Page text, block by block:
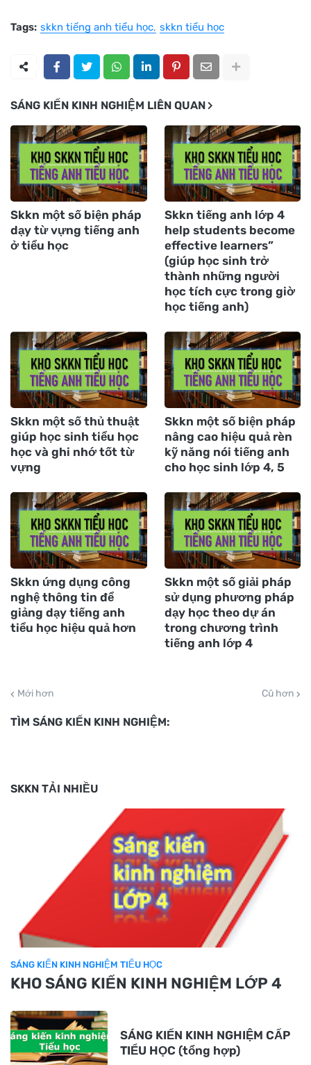
Tags: skkn tiếng anh tiểu học skkn tiểu học
SÁNG KIẾN KINH NGHIỆM LIÊN QUAN
Skkn một số biện pháp
dạy từ vựng tiếng anh
ở tiểu học
Skkn tiếng anh lớp 4
help students become
effective learners”
(giúp học sinh trở
thành những người
học tích cực trong giờ
học tiếng anh)
Skkn một số thủ thuật
giúp học sinh tiểu học
học và ghi nhớ tốt từ
vựng
Skkn một số biện pháp
nâng cao hiệu quả rèn
kỹ năng nói tiếng anh
cho học sinh lớp 4, 5
Skkn ứng dụng công
nghệ thông tin để
giảng dạy tiếng anh
tiểu học hiệu quả hơn
Skkn một số giải pháp
sử dụng phương pháp
dạy học theo dự án
trong chương trình
tiếng anh lớp 4
Mới hơn Cũ hơn
TÌM SÁNG KIẾN KINH NGHIỆM:
SKKN TẢI NHIỀU
SÁNG KIẾN KINH NGHIỆM TIỂU HỌC
KHO SÁNG KIẾN KINH NGHIỆM LỚP 4
SÁNG KIẾN KINH NGHIỆM CẤP
TIỂU HỌC (tổng hợp)